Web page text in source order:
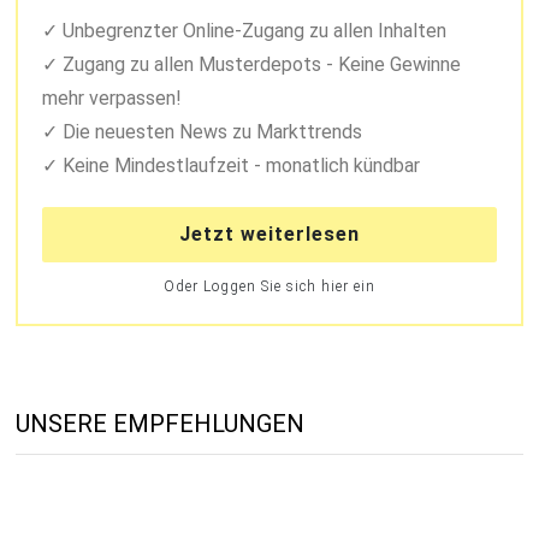
Unbegrenzter Online-Zugang zu allen Inhalten
Zugang zu allen Musterdepots - Keine Gewinne
mehr verpassen!
Die neuesten News zu Markttrends
Keine Mindestlaufzeit - monatlich kündbar
Jetzt weiterlesen
Oder Loggen Sie sich hier ein
UNSERE EMPFEHLUNGEN